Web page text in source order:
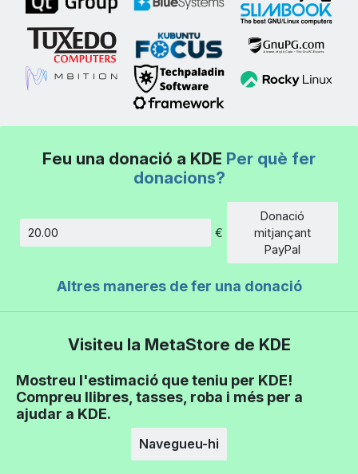
Feu una donació a KDE Per què fer
donacions?
€
Donació
mitjançant
PayPal
Altres maneres de fer una donació
Visiteu la MetaStore de KDE
Mostreu l'estimació que teniu per KDE!
Compreu llibres, tasses, roba i més per a
ajudar a KDE.
Navegueu-hi